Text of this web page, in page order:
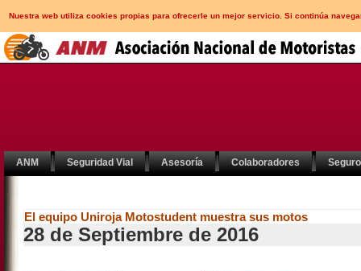
Nuestra web utiliza cookies propias para ofrecerle un mejor servicio. Si continúa
ANM Seguridad Vial Asesoría Colaboradores
El equipo Uniroja Motostudent muestra sus motos
28 de Septiembre de 2016